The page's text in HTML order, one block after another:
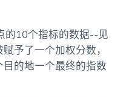
的10个指标的数据--见
予了一个加权分数，
的地一个最终的指数